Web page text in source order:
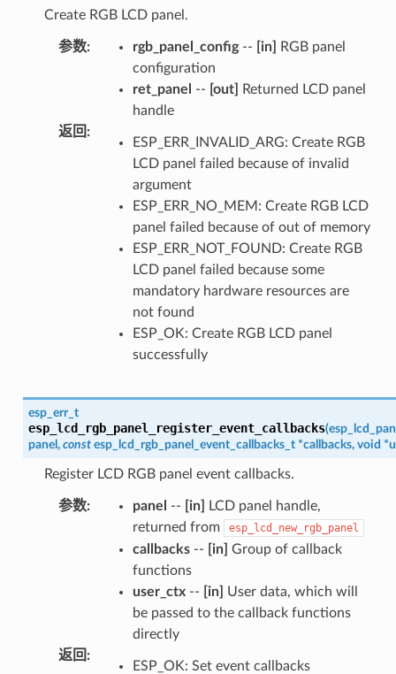
Create RGB LCD panel.
参数: rgb_panel_config-- [in]
RGB panel
configuration
ret_panel
-- [out]
Returned LCD panel
handle
返回 :
ESP_ERR_INVALID_ARG: Create RGB
LCD panel failed because of invalid
argument
ESP_ERR_NO_MEM: Create RGB LCD
panel failed because of out of memory
ESP_ERR_NOT_FOUND: Create RGB
LCD panel failed because some
mandatory hardware resources are
not found
ESP_OK: Create RGB LCD panel
successfully
esp_err_t
esp_lcd_rgb_panel_register_event_callbacks(
panel , const esp_lcd_rgb_panel_event_callbacks_t *callbacks, void *
Register LCD RGB panel event callbacks.
参数: panel -- [in]
LCD panel handle,
returned from
esp_lcd_new_rgb_panel
callbacks-- [in] Group of callback
functions
user_ctx-- [in]
User data, which will
be passed to the callback functions
directly
返回 :
ESP_OK: Set event callbacks